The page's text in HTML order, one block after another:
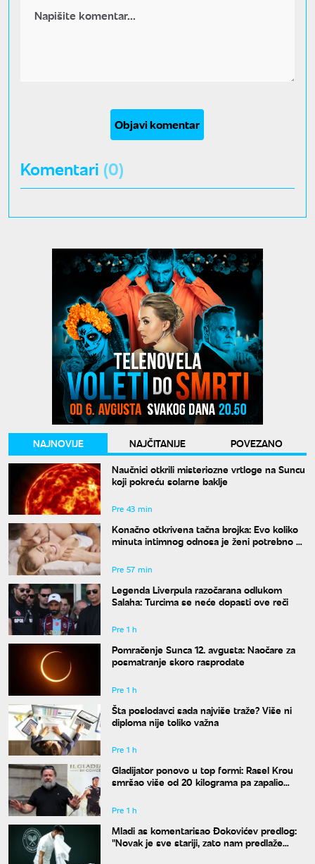
Objavi komentar
Komentari (0)
NAJNOVIJE NAJČITANIJE
POVEZANO
Naučnici otkrili misteriozne vrtloge na Suncu
koji pokreću solarne baklje
Pre 43 min
Konačno otkrivena tačna brojka: Evo koliko
minuta intimnog odnosa je ženi potrebno da
Pre 57 min
Legenda Liverpula razočarana odlukom
Salaha: Turcima se neće dopasti ove reči
Pre 1 h
Pomračenje Sunca 12. avgusta: Naočare za
posmatranje skoro rasprodate
Pre 1 h
Šta poslodavci sada najviše traže? Više ni
diploma nije toliko važna
Pre 1 h
Gladijator ponovo u top formi: Rasel Krou
smršao više od 20 kilograma pa zapalio
Pre 1 h
Mladi as komentarisao Đokovićev predlog:
"Novak je sve stariji, zato nam predlaže